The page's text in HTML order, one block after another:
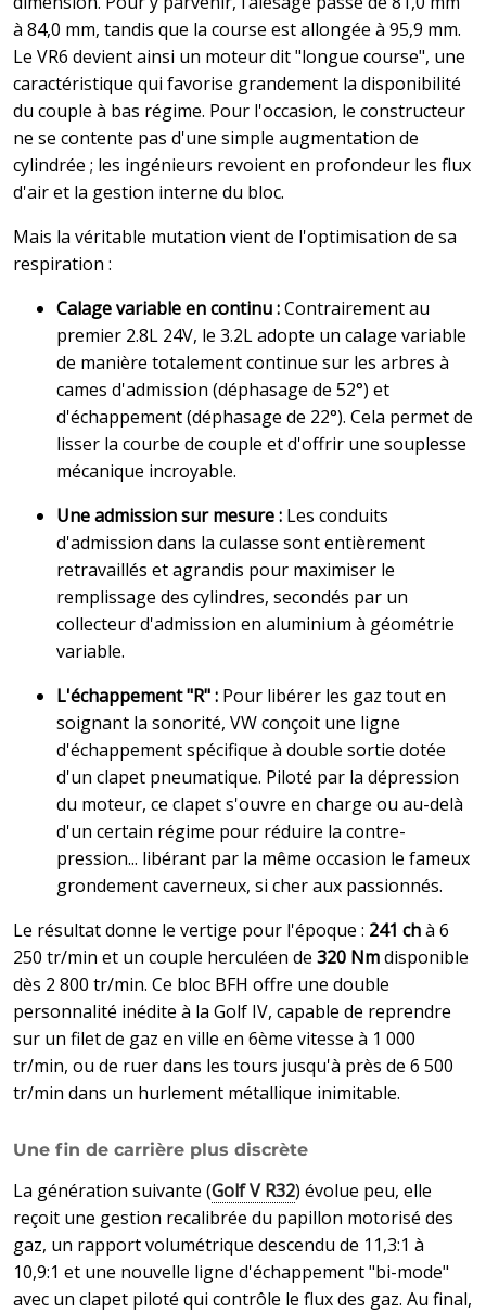
à 84,0 mm, tandis que la course est allongée à 95,9 mm.
Le VR6 devient ainsi un moteur dit "longue course", une
caractéristique qui favorise grandement la disponibilité
du couple à bas régime. Pour l'occasion, le constructeur
ne se contente pas d'une simple augmentation de
cylindrée ; les ingénieurs revoient en profondeur les flux
d'air et la gestion interne du bloc.
Mais la véritable mutation vient de l'optimisation de sa
respiration :
Calage variable en continu :Contrairement au
premier 2.8L 24V, le 3.2L adopte un calage variable
de manière totalement continue sur les arbres à
cames d'admission (déphasage de 52°) et
d'échappement (déphasage de 22°). Cela permet de
lisser la courbe de couple et d'offrir une souplesse
mécanique incroyable.
Une admission sur mesure : Les conduits
d'admission dans la culasse sont entièrement
retravaillés et agrandis pour maximiser le
remplissage des cylindres, secondés par un
collecteur d'admission en aluminium à géométrie
variable.
L'échappement "R" : Pour libérer les gaz tout en
soignant la sonorité, VW conçoit une ligne
d'échappement spécifique à double sortie dotée
d'un clapet pneumatique. Piloté par la dépression
du moteur, ce clapet s'ouvre en charge ou au-delà
d'un certain régime pour réduire la contre-
pression... libérant par la même occasion le fameux
grondement caverneux, si cher aux passionnés.
Le résultat donne le vertige pour l'époque : 241 chà 6
250 tr/min et un couple herculéen de 320 Nmdisponible
dès 2 800 tr/min. Ce bloc BFH offre une double
personnalité inédite à la Golf IV, capable de reprendre
sur un filet de gaz en ville en 6ème vitesse à 1 000
tr/min, ou de ruer dans les tours jusqu'à près de 6 500
tr/min dans un hurlement métallique inimitable.
Une fin de carrière plus discrète
La génération suivante (Golf V R32) évolue peu, elle
reçoit une gestion recalibrée du papillon motorisé des
gaz, un rapport volumétrique descendu de 11,3:1 à
10,9:1 et une nouvelle ligne d'échappement "bi-mode"
avec un clapet piloté qui contrôle le flux des gaz. Au final,